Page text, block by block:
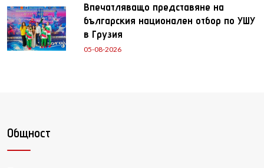
Впечатляващо представяне на
българския национален отбор по УШУ
в Грузия
05-08-2026
Общност